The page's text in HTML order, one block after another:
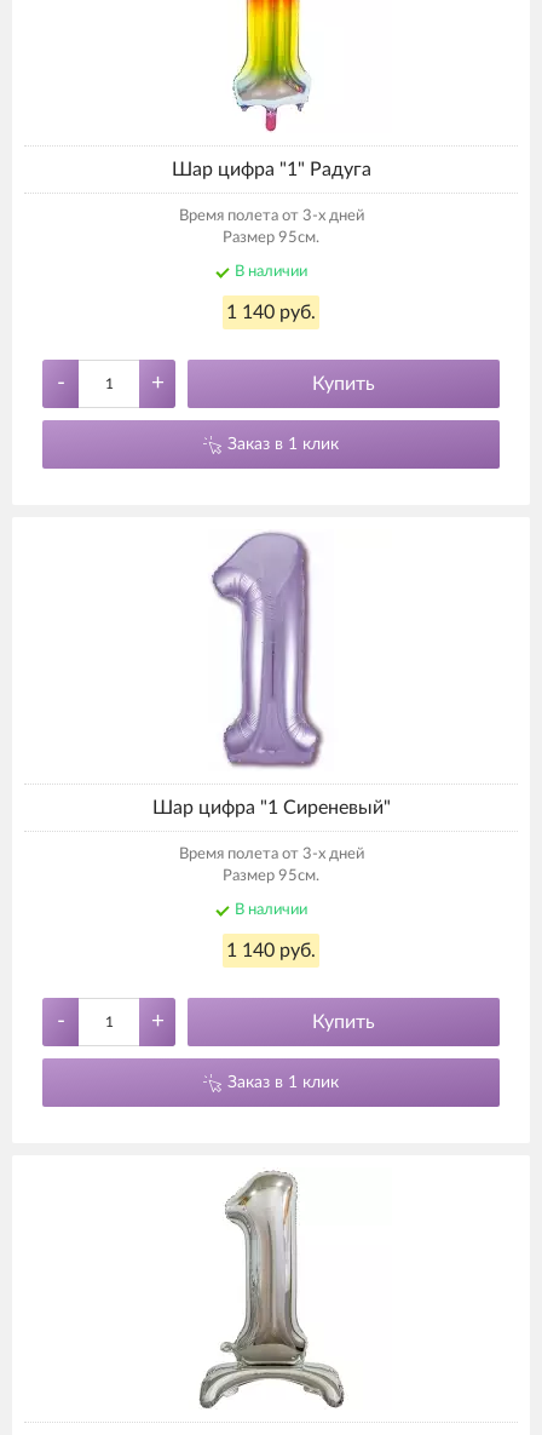
Шар цифра "1" Радуга
Время полета от 3-х дней
Размер 95см.
В наличии
1 140 руб.
- + Купить
Заказ в 1 клик
Шар цифра "1 Сиреневый"
Время полета от 3-х дней
Размер 95см.
В наличии
1 140 руб.
- + Купить
Заказ в 1 клик